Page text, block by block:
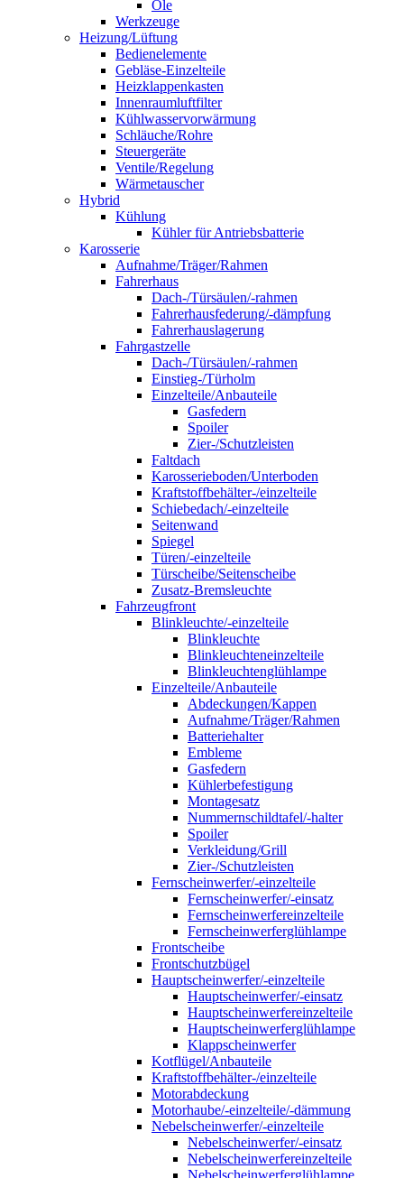
Öle
Werkzeuge
Heizung/Lüftung
Bedienelemente
Gebläse-Einzelteile
Heizklappenkasten
Innenraumluftfilter
Kühlwasservorwärmung
Schläuche/Rohre
Steuergeräte
Ventile/Regelung
Wärmetauscher
Hybrid
Kühlung
Kühler für Antriebsbatterie
Karosserie
Aufnahme/Träger/Rahmen
Fahrerhaus
Dach-/Türsäulen/-rahmen
Fahrerhausfederung/-dämpfung
Fahrerhauslagerung
Fahrgastzelle
Dach-/Türsäulen/-rahmen
Einstieg-/Türholm
Einzelteile/Anbauteile
Gasfedern
Spoiler
Zier-/Schutzleisten
Faltdach
Karosserieboden/Unterboden
Kraftstoffbehälter-/einzelteile
Schiebedach/-einzelteile
Seitenwand
Spiegel
Türen/-einzelteile
Türscheibe/Seitenscheibe
Zusatz-Bremsleuchte
Fahrzeugfront
Blinkleuchte/-einzelteile
Blinkleuchte
Blinkleuchteneinzelteile
Blinkleuchtenglühlampe
Einzelteile/Anbauteile
Abdeckungen/Kappen
Aufnahme/Träger/Rahmen
Batteriehalter
Embleme
Gasfedern
Kühlerbefestigung
Montagesatz
Nummernschildtafel/-halter
Spoiler
Verkleidung/Grill
Zier-/Schutzleisten
Fernscheinwerfer/-einzelteile
Fernscheinwerfer/-einsatz
Fernscheinwerfereinzelteile
Fernscheinwerferglühlampe
Frontscheibe
Frontschutzbügel
Hauptscheinwerfer/-einzelteile
Hauptscheinwerfer/-einsatz
Hauptscheinwerfereinzelteile
Hauptscheinwerferglühlampe
Klappscheinwerfer
Kotflügel/Anbauteile
Kraftstoffbehälter-/einzelteile
Motorabdeckung
Motorhaube/-einzelteile/-dämmung
Nebelscheinwerfer/-einzelteile
Nebelscheinwerfer/-einsatz
Nebelscheinwerfereinzelteile
Nebelscheinwerferglühlampe